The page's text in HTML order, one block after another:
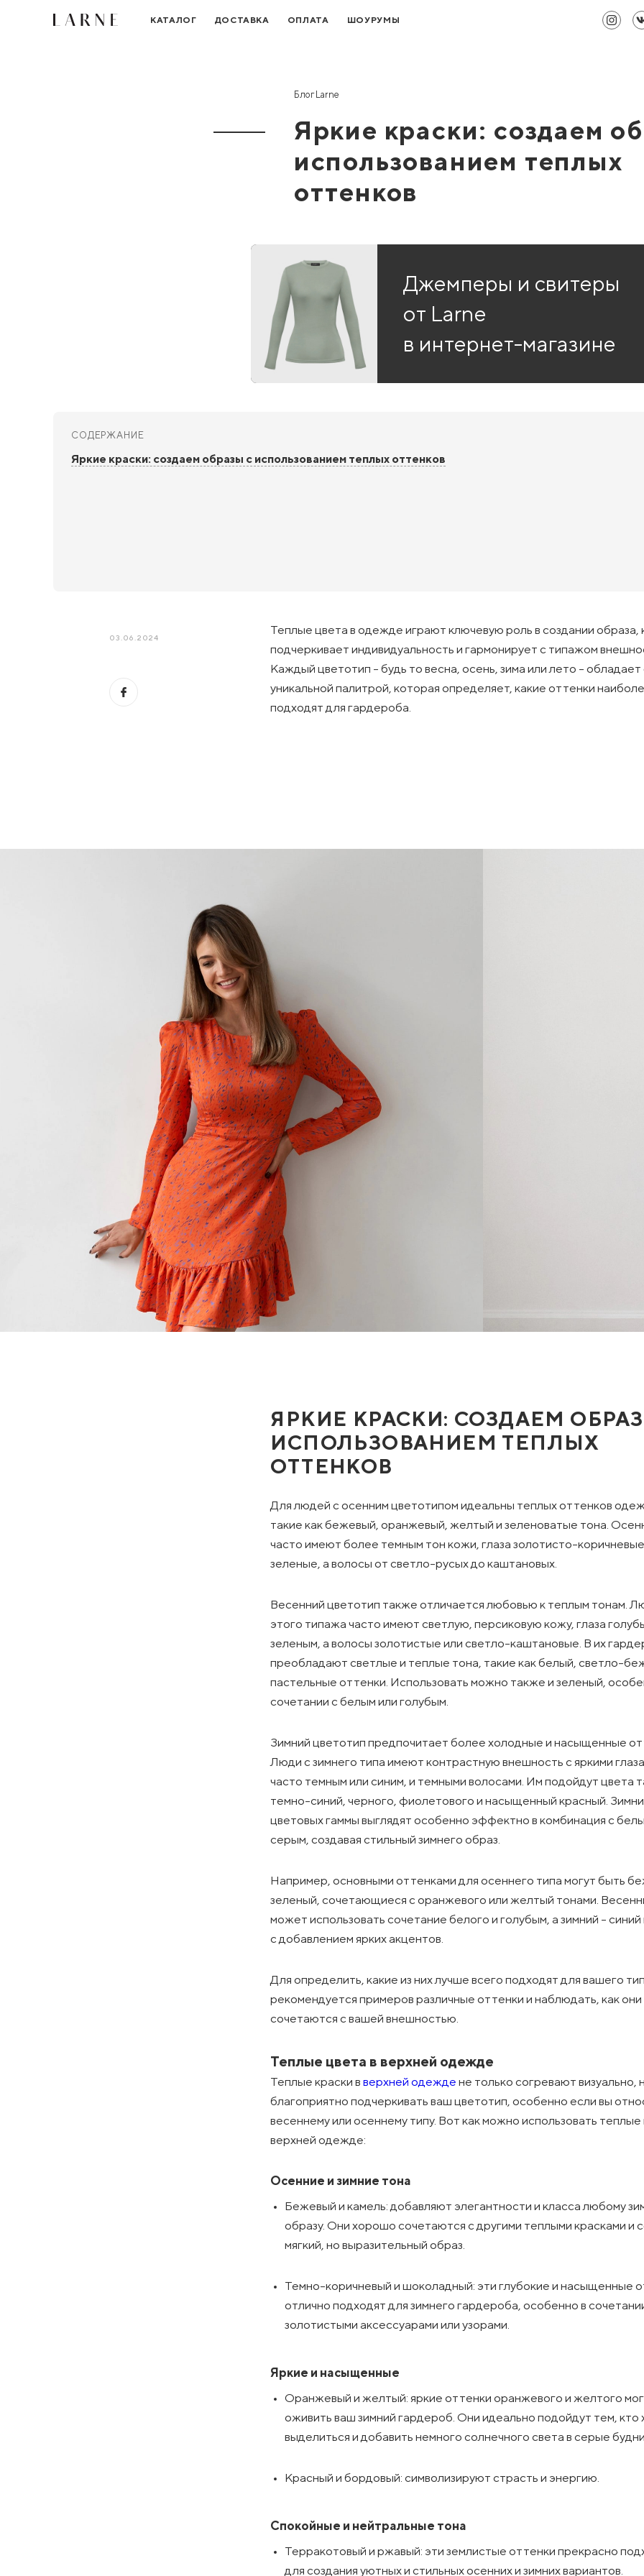
КАТАЛОГ ДОСТАВКА ОПЛАТА ШОУРУМЫ
Блог Larne
Яркие краски: создаем
использованием теплых
оттенков
Джемперы и свитеры
от Larne
в интернет-магазине
СОДЕРЖАНИЕ
Яркие краски: создаем образы с использованием теплых оттенков
03.06.2024
Теплые цвета в одежде играют ключевую роль в создании образа,
подчеркивает индивидуальность и гармонирует с типажом
Каждый цветотип - будь то весна, осень, зима или лето - обладает
уникальной палитрой, которая определяет, какие оттенки
подходят для гардероба.
ЯРКИЕ КРАСКИ: СОЗДАЕМ
ИСПОЛЬЗОВАНИЕМ ТЕПЛЫХ
ОТТЕНКОВ
Для людей с осенним цветотипом идеальны теплых оттенков
такие как бежевый, оранжевый, желтый и зеленоватые тона.
часто имеют более темным тон кожи, глаза золотисто-
зеленые, а волосы от светло-русых до каштановых.
Весенний цветотип также отличается любовью к теплым тонам.
этого типажа часто имеют светлую, персиковую кожу, глаза
зеленым, а волосы золотистые или светло-каштановые. В их
преобладают светлые и теплые тона, такие как белый, светло-
пастельные оттенки. Использовать можно также и зеленый,
сочетании с белым или голубым.
Зимний цветотип предпочитает более холодные и насыщенные
Люди с зимнего типа имеют контрастную внешность с яркими
часто темным или синим, и темными волосами. Им подойдут цвета
темно-синий, черного, фиолетового и насыщенный красный.
цветовых гаммы выглядят особенно эффектно в комбинация с
серым, создавая стильный зимнего образ.
Например, основными оттенками для осеннего типа могут быть
зеленый, сочетающиеся с оранжевого или желтый тонами.
может использовать сочетание белого и голубым, а зимний -
с добавлением ярких акцентов.
Для определить, какие из них лучше всего подходят для вашего
рекомендуется примеров различные оттенки и наблюдать, как они
сочетаются с вашей внешностью.
Теплые цвета в верхней одежде
Теплые краски вверхней одежде не только согревают визуально,
благоприятно подчеркивать ваш цветотип, особенно если вы
весеннему или осеннему типу. Вот как можно использовать теплые
верхней одежде:
Осенние и зимние тона
Бежевый и камель: добавляют элегантности и класса любому
образу. Они хорошо сочетаются с другими теплыми красками и
мягкий, но выразительный образ.
Темно-коричневый и шоколадный: эти глубокие и насыщенные
отлично подходят для зимнего гардероба, особенно в
золотистыми аксессуарами или узорами.
Яркие и насыщенные
Оранжевый и желтый: яркие оттенки оранжевого и желтого
оживить ваш зимний гардероб. Они идеально подойдут тем, кто
выделиться и добавить немного солнечного света в серые будни.
Красный и бордовый: символизируют страсть и энергию.
Спокойные и нейтральные тона
Терракотовый и ржавый: эти землистые оттенки прекрасно
для создания уютных и стильных осенних и зимних вариантов.